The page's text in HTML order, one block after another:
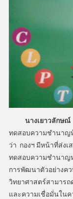
นางเยาวลักษ
ทดสอบความชำนาญ
ว่า กองฯ มีหน้าที่ส่ง
ทดสอบความชำนาญห
การพัฒนาตัวอย่างคว
วิทยาศาสตร์สามารถ
และความเชื่อมั่นในค